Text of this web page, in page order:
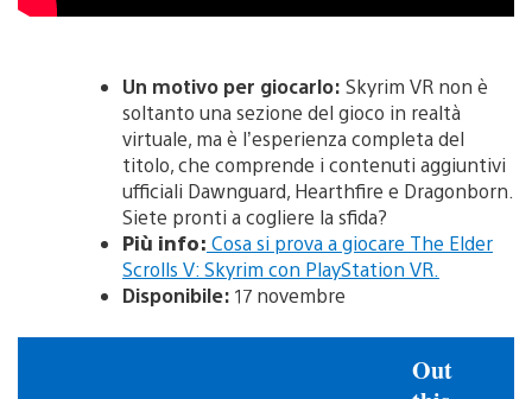
Un motivo per giocarlo: Skyrim VR non è
soltanto una sezione del gioco in realtà
virtuale, ma è l’esperienza completa del
titolo, che comprende i contenuti aggiuntivi
ufficiali Dawnguard, Hearthfire e Dragonborn.
Siete pronti a cogliere la sfida?
Più info: Cosa si prova a giocare The Elder
Scrolls V: Skyrim con PlayStation VR.
Disponibile: 17 novembre
Out